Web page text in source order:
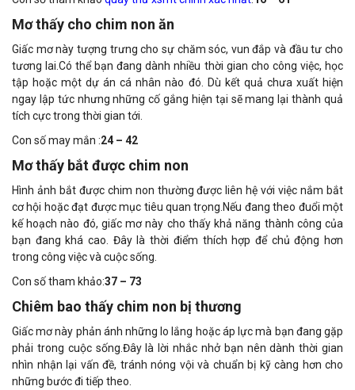
Mơ thấy cho chim non ăn
Giấc mơ này tượng trưng cho sự chăm sóc, vun đắp và đầu tư cho
tương lai.Có thể bạn đang dành nhiều thời gian cho công việc, học
tập hoặc một dự án cá nhân nào đó. Dù kết quả chưa xuất hiện
ngay lập tức nhưng những cố gắng hiện tại sẽ mang lại thành quả
tích cực trong thời gian tới.
Con số may mắn :24 – 42
Mơ thấy bắt được chim non
Hình ảnh bắt được chim non thường được liên hệ với việc nắm bắt
cơ hội hoặc đạt được mục tiêu quan trọng.Nếu đang theo đuổi một
kế hoạch nào đó, giấc mơ này cho thấy khả năng thành công của
bạn đang khá cao. Đây là thời điểm thích hợp để chủ động hơn
trong công việc và cuộc sống.
Con số tham khảo:37 – 73
Chiêm bao thấy chim non bị thương
Giấc mơ này phản ánh những lo lắng hoặc áp lực mà bạn đang gặp
phải trong cuộc sống.Đây là lời nhắc nhở bạn nên dành thời gian
nhìn nhận lại vấn đề, tránh nóng vội và chuẩn bị kỹ càng hơn cho
những bước đi tiếp theo.